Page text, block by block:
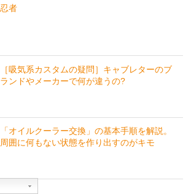
忍者
［吸気系カスタムの疑問］キャブレターのブ
ランドやメーカーで何が違うの?
「オイルクーラー交換」の基本手順を解説。
周囲に何もない状態を作り出すのがキモ